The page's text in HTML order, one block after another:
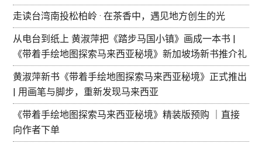
走读台湾南投松柏岭 · 在茶香中，遇见地方创生的光
从电台到纸上 黄淑萍把《踏步马国小镇》画成一本书 |
《带着手绘地图探索马来西亚秘境》新加坡场新书推介礼
黄淑萍新书《带着手绘地图探索马来西亚秘境》正式推出
| 用画笔与脚步，重新发现马来西亚
《带着手绘地图探索马来西亚秘境》精装版预购 ｜直接
向作者下单